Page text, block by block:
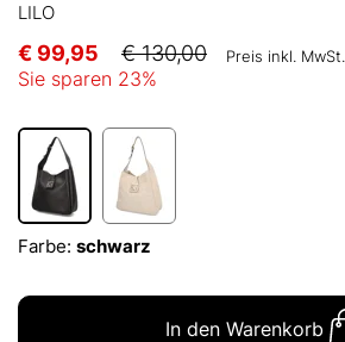
LILO
€ 99,95 € 130,00 Preis inkl. MwSt.
Sie sparen 23%
Farbe: schwarz
In den Warenkorb